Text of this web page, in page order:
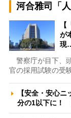
河合雅司「
が
現
警察庁が目下、
官の採用試験の受
【安全・安心
分の1以下に！